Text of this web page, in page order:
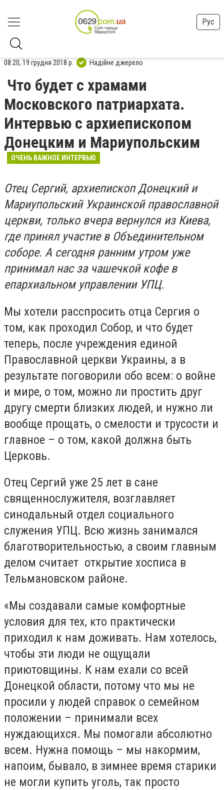
Рус
08:20, 19 грудня 2018 р. Надійне джерело
Что будет с храмами
Московского патриархата.
Интервью с архиепископом
Донецким и Мариупольским
ОЧЕНЬ ВАЖНОЕ ИНТЕРВЬЮ
Отец Сергий, архиепископ Донецкий и
Мариупольский Украинской православной
церкви, только вчера вернулся из Киева,
где принял участие в Объединительном
соборе. А сегодня ранним утром уже
принимал нас за чашечкой кофе в
епархиальном управлении УПЦ.
Мы хотели расспросить отца Сергия о
том, как проходил Собор, и что будет
теперь, после учреждения единой
Православной церкви Украины, а в
результате поговорили обо всем: о войне
и мире, о том, можно ли простить друг
другу смерти близких людей, и нужно ли
вообще прощать, о смелости и трусости и
главное – о том, какой должна быть
Церковь.
Отец Сергий уже 25 лет в сане
священнослужителя, возглавляет
синодальный отдел социального
служения УПЦ. Всю жизнь занимался
благотворительностью, а своим главным
делом считает открытие хосписа в
Тельмановском районе.
«Мы создавали самые комфортные
условия для тех, кто практически
приходил к нам доживать. Нам хотелось,
чтобы эти люди не ощущали
приютовщины. К нам ехали со всей
Донецкой области, потому что мы не
просили у людей справок о семейном
положении – принимали всех
нуждающихся. Мы помогали абсолютно
всем. Нужна помощь – мы накормим,
напоим, бывало, в зимнее время старики
не могли купить уголь, так просто